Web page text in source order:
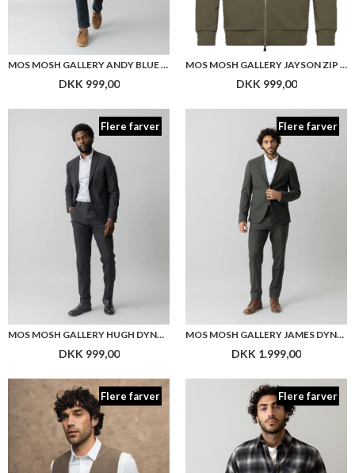
MOS MOSH GALLERY ANDY BLUE BLACK JEANS
DKK 999,00
MOS MOSH GALLERY JAYSON ZIP HOOD SWEAT
DKK 999,00
Flere farver
MOS MOSH GALLERY HUGH DYNAMIC LUXE PANTS
DKK 999,00
Flere farver
MOS MOSH GALLERY JAMES DYNAMIC LUXE BLAZER
DKK 1.999,00
Flere farver Flere farver